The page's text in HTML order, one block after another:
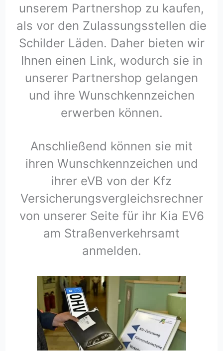
unserem Partnershop zu kaufen,
als vor den Zulassungsstellen die
Schilder Läden. Daher bieten wir
Ihnen einen Link, wodurch sie in
unserer Partnershop gelangen
und ihre Wunschkennzeichen
erwerben können.
Anschließend können sie mit
ihren Wunschkennzeichen und
ihrer eVB von der Kfz
Versicherungsvergleichsrechner
von unserer Seite für ihr Kia EV6
am Straßenverkehrsamt
anmelden.